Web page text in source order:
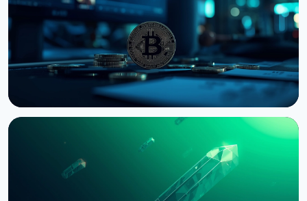
7 августа 2026 г.4 мин чтения
Bernstein предупреждает об обвале
крипторынка из-за провала CLARITY Act в